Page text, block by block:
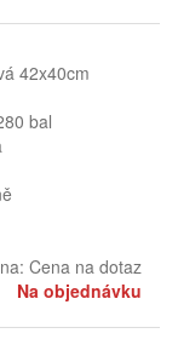
42x40cm
bal
Cena na dotaz
Na objednávku